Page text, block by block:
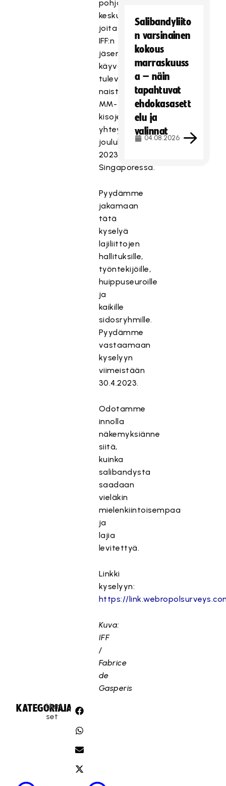
pohjana
keskusteluille,
joita
IFF:n
jäsenmaat
käyvät
tulevien
naisten
MM-
kisojen
yhteydessä
joulukuussa
2023
Singaporessa.
Pyydämme
jakamaan
tätä
kyselyä
lajiliittojen
hallituksille,
työntekijöille,
huippuseuroille
ja
kaikille
sidosryhmille.
Pyydämme
vastaamaan
kyselyyn
viimeistään
30.4.2023.
Odotamme
innolla
näkemyksiänne
siitä,
kuinka
salibandysta
saadaan
vieläkin
mielenkiintoisempaa
ja
lajia
levitettyä.
Linkki
kyselyyn:
https://
Kuva:
IFF
/
Fabrice
de
Gasperis
KATEGORIA:
Uuti
set
JAA:
Salibandyliito
n varsinainen
kokous
marraskuuss
a – näin
tapahtuvat
ehdokasasett
elu ja
valinnat
04.08.2026